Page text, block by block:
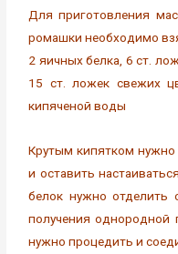
Для приготовления
ромашки необходимо
2 яичных белка, 6 ст.
15 ст. ложек свежих
кипяченой воды
Крутым кипятком нужно
и оставить
белок нужно отделить
получения однородной
нужно процедить и